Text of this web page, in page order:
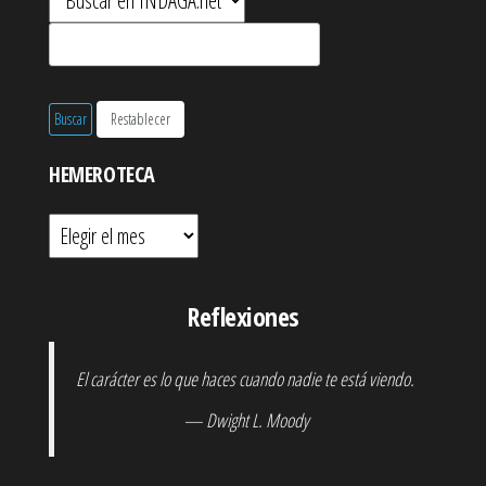
HEMEROTECA
Hemeroteca
Reflexiones
El carácter es lo que haces cuando nadie te está viendo.
— Dwight L. Moody